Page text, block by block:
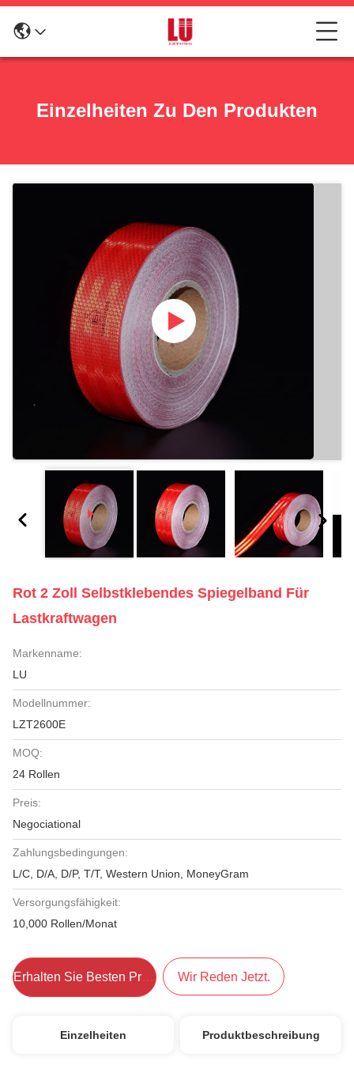
Einzelheiten Zu Den Produkten
Rot 2 Zoll Selbstklebendes Spiegelband Für
Lastkraftwagen
Markenname:
LU
Modellnummer:
LZT2600E
MOQ:
24 Rollen
Preis:
Negociational
Zahlungsbedingungen:
L/C, D/A, D/P, T/T, Western Union, MoneyGram
Versorgungsfähigkeit:
10,000 Rollen/Monat
Erhalten Sie Besten Preis Wir Reden Jetzt.
Einzelheiten Produktbeschreibung